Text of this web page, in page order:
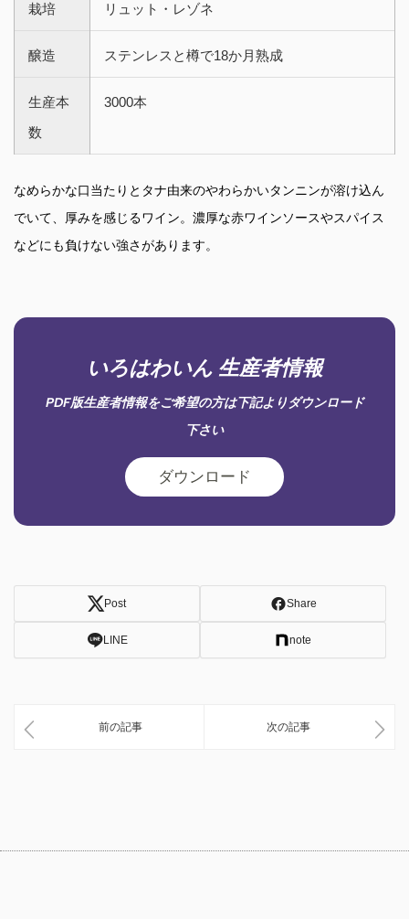
栽培 リュット・レゾネ
醸造 ステンレスと樽で18か月熟成
生産本
数
3000本
なめらかな口当たりとタナ由来のやわらかいタンニンが溶け込ん
でいて、厚みを感じるワイン。濃厚な赤ワインソースやスパイス
などにも負けない強さがあります。
いろはわいん 生産者情報
PDF版生産者情報をご希望の方は下記よりダウンロード
下さい
ダウンロード
Post Share
LINE note
前の記事 次の記事